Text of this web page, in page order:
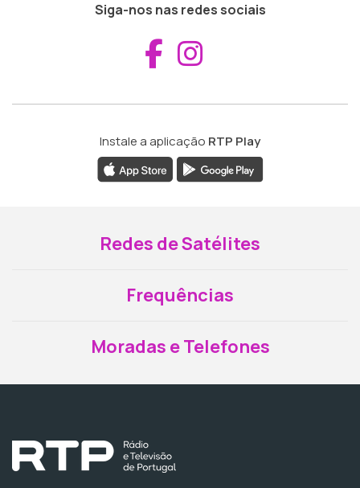
Siga-nos nas redes sociais
Aceder ao
Instale a aplicação RTP Play
Redes de Satélites
Frequências
Moradas e Telefones